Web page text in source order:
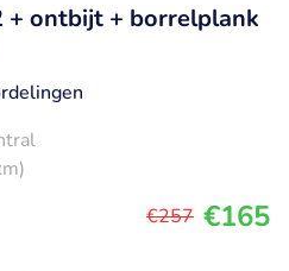
+ ontbijt + borrelplank
€257 €165